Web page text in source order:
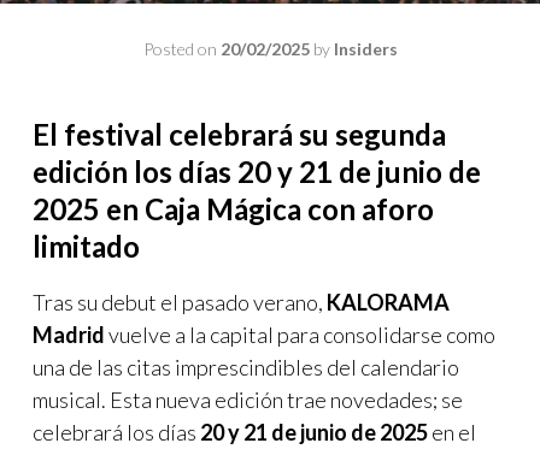
Posted on 20/02/2025by Insiders
El festival celebrará su segunda
edición los días 20 y 21 de junio de
2025 en Caja Mágica con aforo
limitado
Tras su debut el pasado verano, KALORAMA
Madridvuelve a la capital para consolidarse como
una de las citas imprescindibles del calendario
musical. Esta nueva edición trae novedades; se
celebrará los días 20 y 21 de junio de 2025en el